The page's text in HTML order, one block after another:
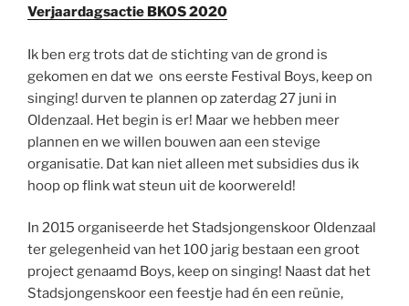
Verjaardagsactie BKOS 2020
Ik ben erg trots dat de stichting van de grond is
gekomen en dat we ons eerste Festival Boys, keep on
singing! durven te plannen op zaterdag 27 juni in
Oldenzaal. Het begin is er! Maar we hebben meer
plannen en we willen bouwen aan een stevige
organisatie. Dat kan niet alleen met subsidies dus ik
hoop op flink wat steun uit de koorwereld!
In 2015 organiseerde het Stadsjongenskoor Oldenzaal
ter gelegenheid van het 100 jarig bestaan een groot
project genaamd Boys, keep on singing! Naast dat het
Stadsjongenskoor een feestje had én een reünie,